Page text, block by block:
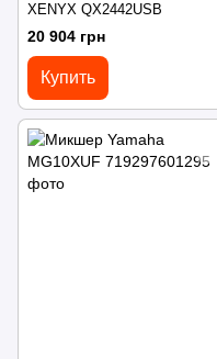
XENYX QX2442USB
20 904 грн
Купить